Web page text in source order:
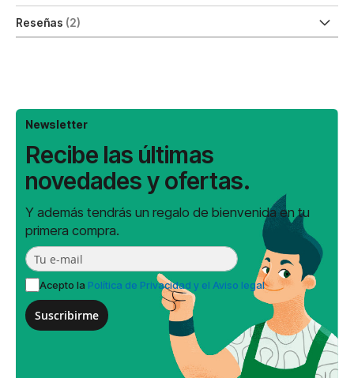
Reseñas 2
Newsletter
Recibe las últimas
novedades y ofertas.
Y además tendrás un regalo de bienvenida en tu
primera compra.
Acepto la Política de Privacidad y el Aviso legal
Suscribirme